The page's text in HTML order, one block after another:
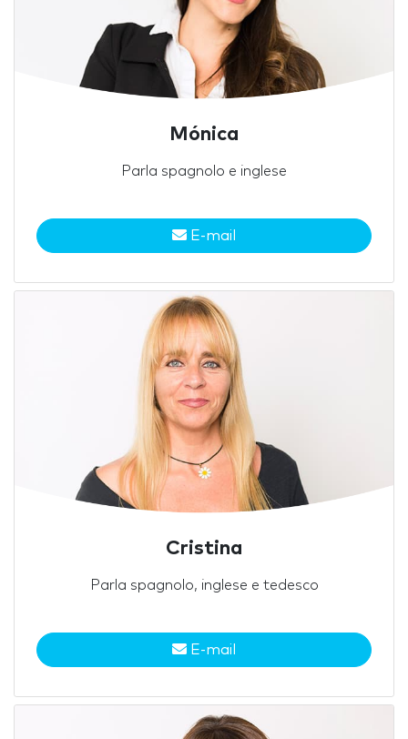
Mónica
Parla spagnolo e inglese
E-mail
Cristina
Parla spagnolo, inglese e tedesco
E-mail